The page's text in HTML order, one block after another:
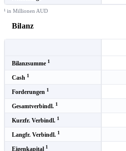
¹ in Millionen AUD
Bilanz
Bilanzsumme 1
Cash 1
Forderungen 1
Gesamtverbindl. 1
Kurzfr. Verbindl. 1
Langfr. Verbindl. 1
Eigenkapital 1